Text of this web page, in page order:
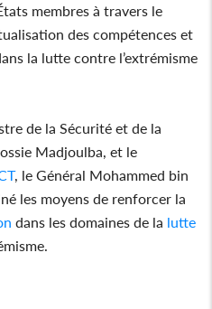
membres à travers le
des compétences et
la lutte contre l’extrémisme
de la Sécurité et de la
Madjoulba, et le
, le Général Mohammed bin
les moyens de renforcer la
dans les domaines de la lutte